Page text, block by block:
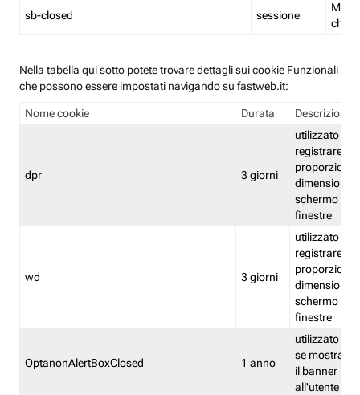
sb-closed sessione
Nella tabella qui sotto potete trovare dettagli sui cookie Funzionali
che possono essere impostati navigando su fastweb.it:
Nome cookie Durata Descrizione
dpr 3 giorni
utilizzato per
registrare le
proporzioni
dimensioni
schermo e
finestre
wd 3 giorni
utilizzato per
registrare le
proporzioni
dimensioni
schermo e
finestre
OptanonAlertBoxClosed 1 anno
utilizzato per
se mostrare
il banner
all'utente